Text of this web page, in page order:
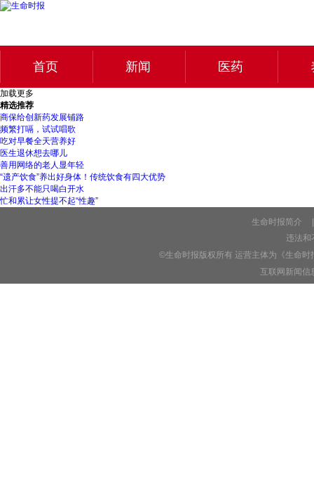
首页 新闻 医药
加载更多
精选推荐
商保给创新药发展铺路
频繁打嗝，试试唱歌
吃对早餐全天营养好
医生退休想去哪儿
善用网络的老人显年轻
“遗产饮食”养出好身体！传统饮食有四大优势
出汗多不能只喝白开水
忙和累让女性提不起“性趣”
生命时报简介
违法和
©生命时报版权所有 运营主体为《生命
互联网新闻信